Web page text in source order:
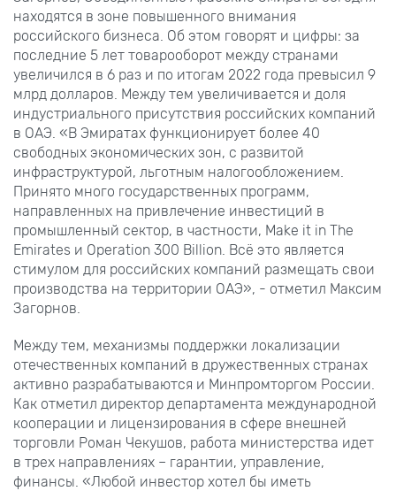
находятся в зоне повышенного внимания
российского бизнеса. Об этом говорят и цифры: за
последние 5 лет товарооборот между странами
увеличился в 6 раз и по итогам 2022 года превысил 9
млрд долларов. Между тем увеличивается и доля
индустриального присутствия российских компаний
в ОАЭ. «В Эмиратах функционирует более 40
свободных экономических зон, с развитой
инфраструктурой, льготным налогообложением.
Принято много государственных программ,
направленных на привлечение инвестиций в
промышленный сектор, в частности, Make it in The
Emirates и Operation 300 Billion. Всё это является
стимулом для российских компаний размещать свои
производства на территории ОАЭ», - отметил Максим
Загорнов.
Между тем, механизмы поддержки локализации
отечественных компаний в дружественных странах
активно разрабатываются и Минпромторгом России.
Как отметил директор департамента международной
кооперации и лицензирования в сфере внешней
торговли Роман Чекушов, работа министерства идет
в трех направлениях – гарантии, управление,
финансы. «Любой инвестор хотел бы иметь